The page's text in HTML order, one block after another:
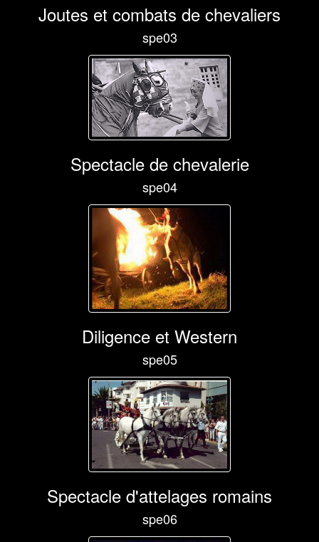
Joutes et combats de chevaliers
spe03
Spectacle de chevalerie
spe04
Diligence et Western
spe05
Spectacle d'attelages romains
spe06